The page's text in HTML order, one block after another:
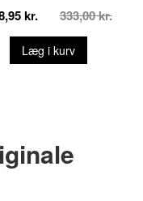
kr. 333,00 kr.
Læg i kurv